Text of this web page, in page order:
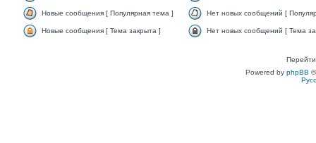
Новые сообщения [ Популярная тема ] Нет новых сообщений [
Новые сообщения [ Тема закрыта ] Нет новых сообщений [ Тема
Powered by phpBB